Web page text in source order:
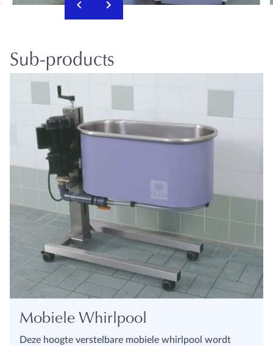
Sub-products
Mobiele Whirlpool
Deze hoogte verstelbare mobiele whirlpool wordt